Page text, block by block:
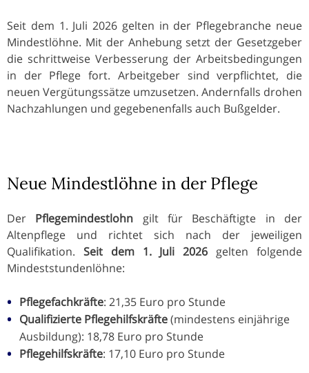
Seit dem 1. Juli 2026 gelten in der Pflegebranche neue
Mindestlöhne. Mit der Anhebung setzt der Gesetzgeber
die schrittweise Verbesserung der Arbeitsbedingungen
in der Pflege fort. Arbeitgeber sind verpflichtet, die
neuen Vergütungssätze umzusetzen. Andernfalls drohen
Nachzahlungen und gegebenenfalls auch Bußgelder.
Neue Mindestlöhne in der Pflege
Der Pflegemindestlohn gilt für Beschäftigte in der
Altenpflege und richtet sich nach der jeweiligen
Qualifikation. Seit dem 1. Juli 2026 gelten folgende
Mindeststundenlöhne:
Pflegefachkräfte: 21,35 Euro pro Stunde
Qualifizierte Pflegehilfskräfte(mindestens einjährige
Ausbildung): 18,78 Euro pro Stunde
Pflegehilfskräfte: 17,10 Euro pro Stunde